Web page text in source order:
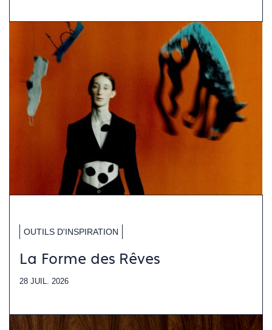
OUTILS D'INSPIRATION
La Forme des Rêves
28 JUIL. 2026